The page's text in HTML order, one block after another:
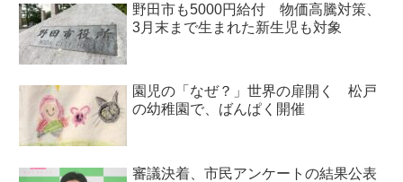
野田市も5000円給付 物価高騰対策、
3月末まで生まれた新生児も対象
園児の「なぜ？」世界の扉開く 松戸
の幼稚園で、ばんぱく開催
審議決着、市民アンケートの結果公表